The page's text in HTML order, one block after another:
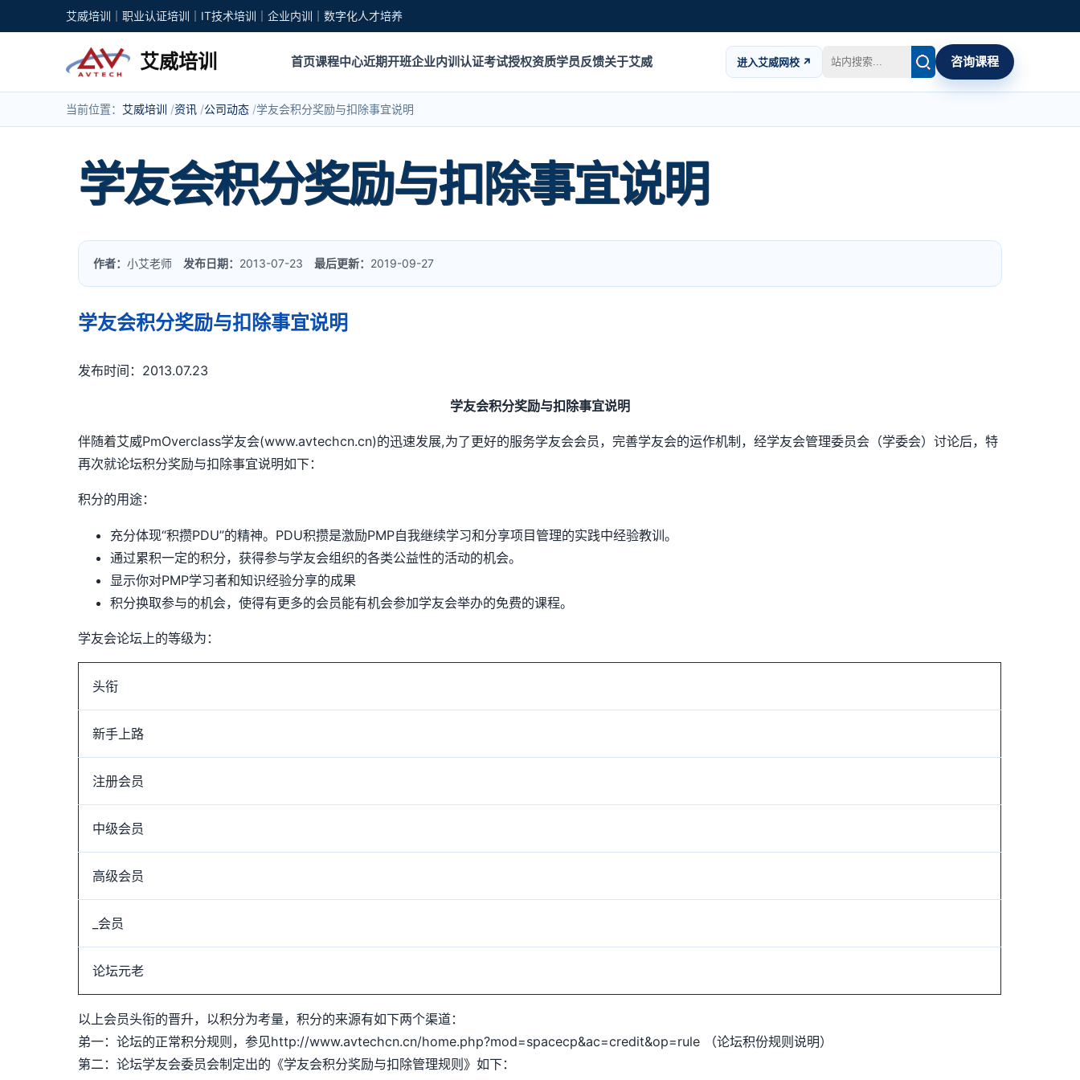
艾威培训｜职业认证培训｜IT技术培训｜企业内训｜数字化人才培养
艾威培训 首页课程中心近期开班企业内训认证考试授权资质学员反馈关于艾威 进入艾威网校 ↗ 咨询课程
当前位置： 艾威培训 资讯 公司动态 学友会积分奖励与扣除事宜说明
学友会积分奖励与扣除事宜说明
作者：小艾老师 发布日期： 2013-07-23最后更新： 2019-09-27
学友会积分奖励与扣除事宜说明
发布时间：2013.07.23
学友会积分奖励与扣除事宜说明
伴随着艾威PmOverclass学友会(www.avtechcn.cn)的迅速发展,为了更好的服务学友会会员，完善学友会的运作机制，经学友会管理委员会（学委会）讨论后，特
再次就论坛积分奖励与扣除事宜说明如下：
积分的用途：
充分体现“积攒PDU”的精神。PDU积攒是激励PMP自我继续学习和分享项目管理的实践中经验教训。
通过累积一定的积分，获得参与学友会组织的各类公益性的活动的机会。
显示你对PMP学习者和知识经验分享的成果
积分换取参与的机会，使得有更多的会员能有机会参加学友会举办的免费的课程。
学友会论坛上的等级为：
头衔
新手上路
注册会员
中级会员
高级会员
_会员
论坛元老
以上会员头衔的晋升，以积分为考量，积分的来源有如下两个渠道：
弟一：论坛的正常积分规则，参见http://www.avtechcn.cn/home.php?mod=spacecp&ac=credit&op=rule （论坛积份规则说明）
第二：论坛学友会委员会制定出的《学友会积分奖励与扣除管理规则》如下：